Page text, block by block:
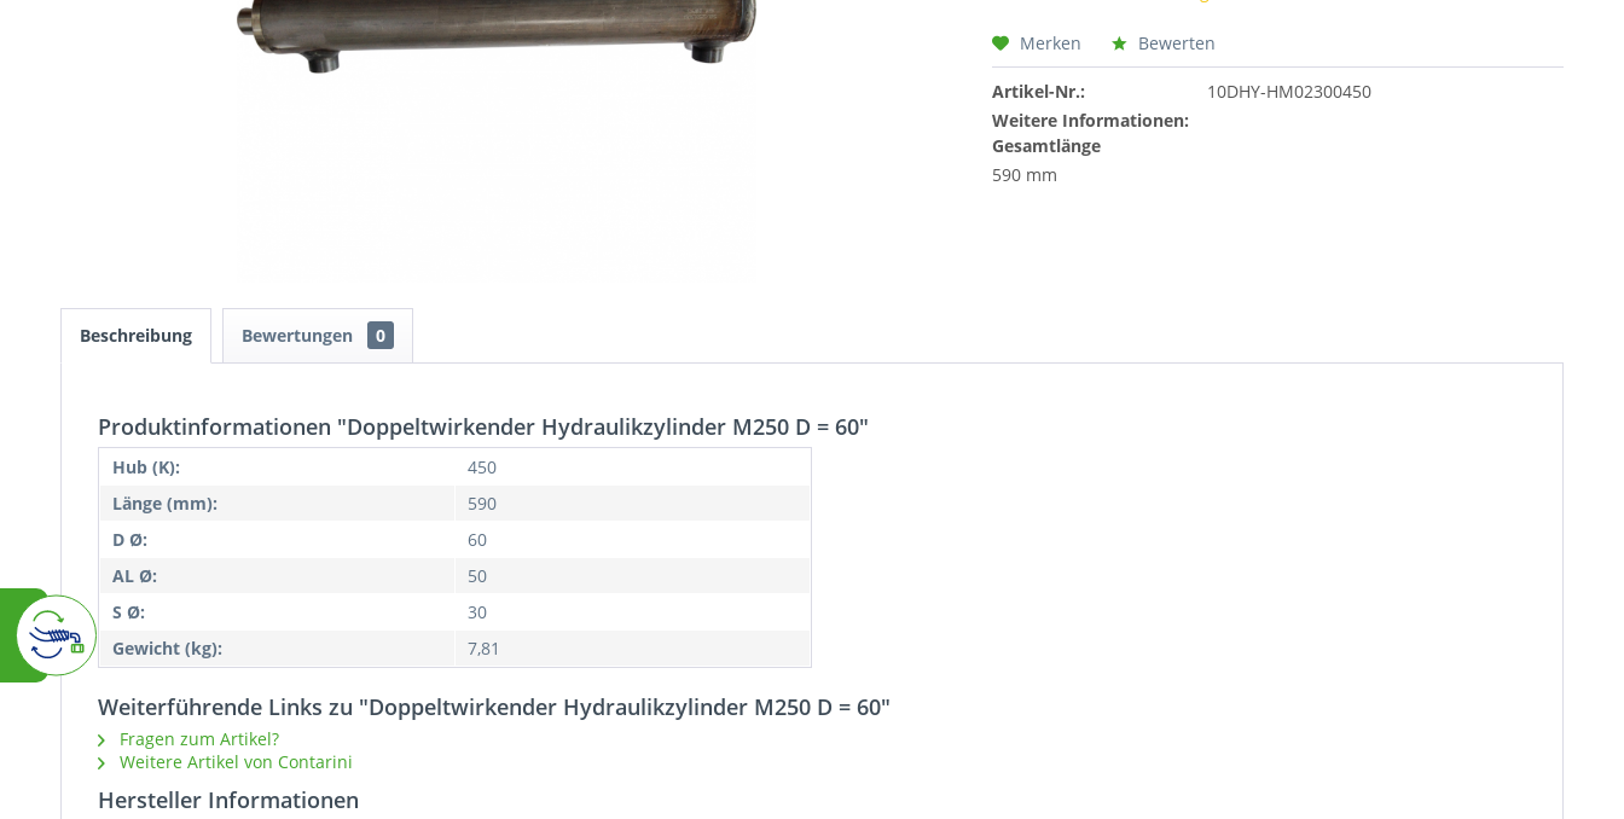
Merken Bewerten
Artikel-Nr.:
10DHY-HM02300450
Weitere Informationen:
Gesamtlänge
590 mm
Beschreibung Bewertungen 0
Produktinformationen "Doppeltwirkender Hydraulikzylinder M250 D = 60"
Hub (K):
450
Länge (mm):
590
D Ø:
60
AL Ø:
50
S Ø:
30
Gewicht (kg):
7,81
Weiterführende Links zu "Doppeltwirkender Hydraulikzylinder M250 D = 60"
Fragen zum Artikel?
Weitere Artikel von Contarini
Hersteller Informationen